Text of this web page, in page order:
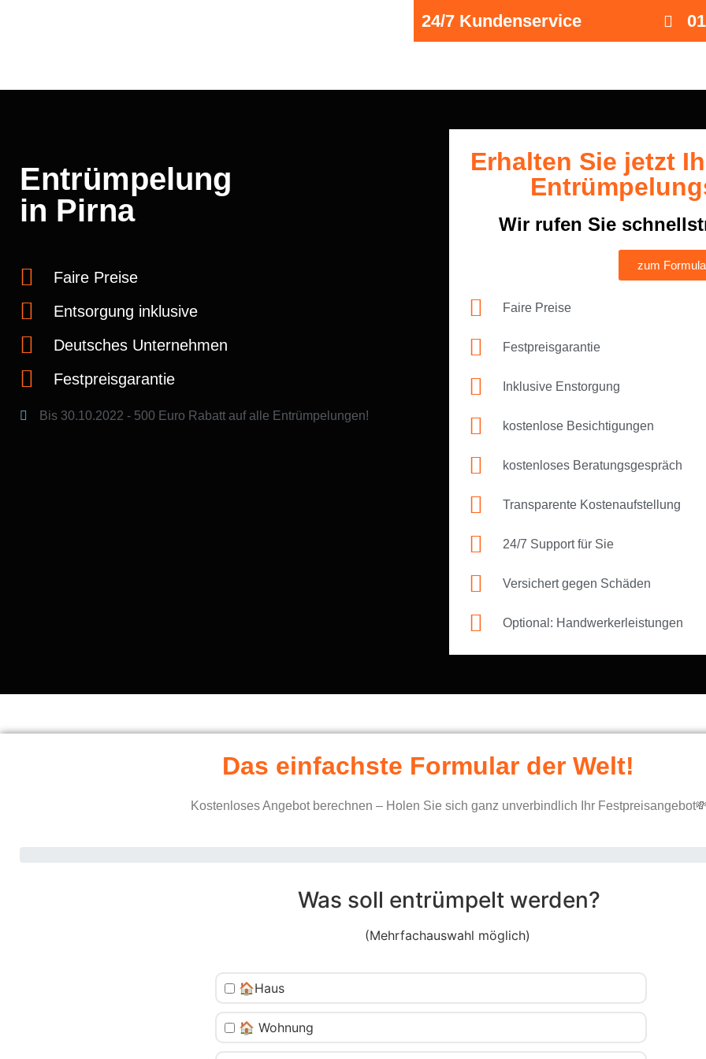
24/7 Kundenservice
Entrümpelung
in Pirna
Faire Preise
Entsorgung inklusive
Deutsches Unternehmen
Festpreisgarantie
Bis 30.10.2022 - 500 Euro Rabatt​ auf alle Entrümpelungen!
Erhalten Sie jetzt
Wir rufen Sie
zum
Faire Preise
Festpreisgarantie
Inklusive Enstorgung
kostenlose Besichtigungen
kostenloses Beratungsgespräch
Transparente Kostenaufstellung
24/7 Support für Sie
Versichert gegen Schäden
Optional: Handwerkerleistungen
Das einfachste Formular der Welt!
Kostenloses Angebot berechnen – Holen Sie sich ganz unverbindlich Ihr
Was soll entrümpelt werden?
(Mehrfachauswahl möglich)
🏠Haus
🏠 Wohnung